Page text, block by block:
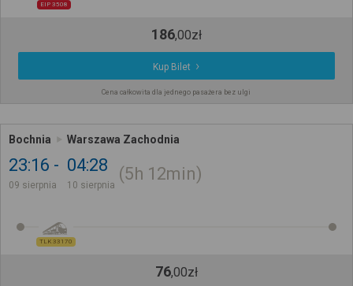
EIP 3508
186,00zł
Kup Bilet
Cena całkowita dla jednego pasażera bez ulgi
Bochnia Warszawa Zachodnia
23:16
09 sierpnia
04:28
10 sierpnia
5h 12min
TLK 33170
76,00zł